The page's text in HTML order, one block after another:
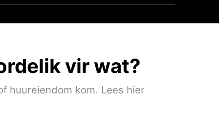
vir wat?
huureiendom kom. Lees hier